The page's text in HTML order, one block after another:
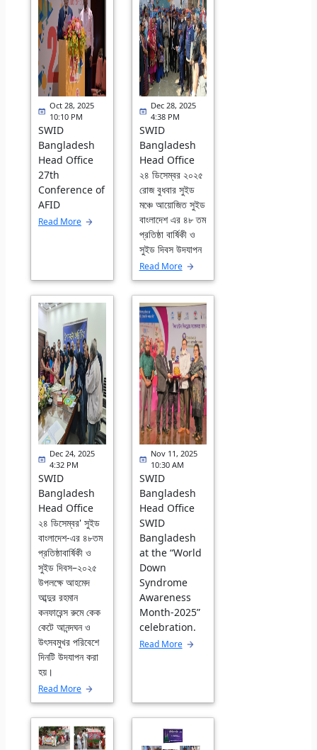
Oct 28, 2025
10:10 PM
SWID
Bangladesh
Head Office
27th
Conference of
AFID
Read More
Dec 28, 2025
4:38 PM
SWID
Bangladesh
Head Office
২৪ ডিসেম্বর ২০২৫
রোজ বুধবার সুইড
মঞ্চে আয়োজিত সুইড
বাংলাদেশ এর ৪৮ তম
প্রতিষ্ঠা বার্ষিকী ও
সুইড দিবস উদযাপন
Read More
Dec 24, 2025
4:32 PM
SWID
Bangladesh
Head Office
২৪ ডিসেম্বর' সুইড
বাংলাদেশ-এর ৪৮তম
প্রতিষ্ঠাবার্ষিকী ও
সুইড দিবস–২০২৫
উপলক্ষে আহমেদ
আব্দুর রহমান
কনফারেন্স রুমে কেক
কেটে আনন্দঘন ও
উৎসবমুখর পরিবেশে
দিনটি উদযাপন করা
হয়।
Read More
Nov 11, 2025
10:30 AM
SWID
Bangladesh
Head Office
SWID
Bangladesh
at the “World
Down
Syndrome
Awareness
Month-2025”
celebration.
Read More